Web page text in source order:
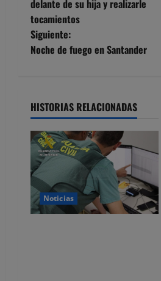
v
e
c
i
ó
n
d
delante de su hija y realizarle
tocamientos
Siguiente:
Noche de fuego en Santander
HISTORIAS RELACIONADAS
Noticias